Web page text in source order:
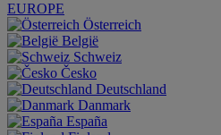
EUROPE
Österreich
België
Schweiz
Česko
Deutschland
Danmark
España